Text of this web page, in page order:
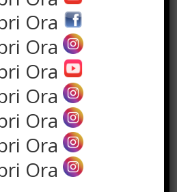
link o banner pubblicitari.
sotto l’esclusiva
che esonera
da ogni
eventuali danni diretti o
del Sito.
diritto di modificare i
Condizioni in qualsiasi
sono tenuti a
questa sezione
Ora
Ora
Ora
Ora
Ora
Ora
Ora